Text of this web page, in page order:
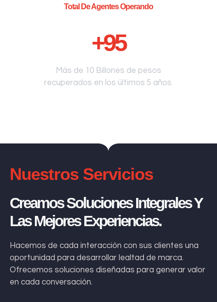
Total De Agentes Operando
+95
Más de 10 Billones de pesos
recuperados en los últimos 5 años.
Nuestros Servicios
Creamos Soluciones Integrales Y
Las Mejores Experiencias.
Hacemos de cada interacción con sus clientes una
oportunidad para desarrollar lealtad de marca.
Ofrecemos soluciones diseñadas para generar valor
en cada conversación.